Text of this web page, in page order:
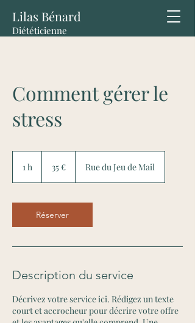
Lilas Bénard
Diététicienne
Comment gérer le
stress
1 h 35 € Rue du Jeu de Mail
Réserver
Description du service
Décrivez votre service ici. Rédigez un texte
court et accrocheur pour décrire votre offre